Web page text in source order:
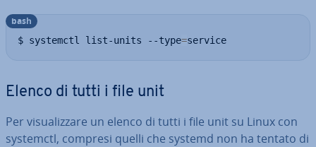
$ systemctl list-units --type=service
bash
Elenco di tutti i file unit
Per vi­sua­liz­za­re un elenco di tutti i file unit su Linux con
systemctl, compresi quelli che systemd non ha tentato di